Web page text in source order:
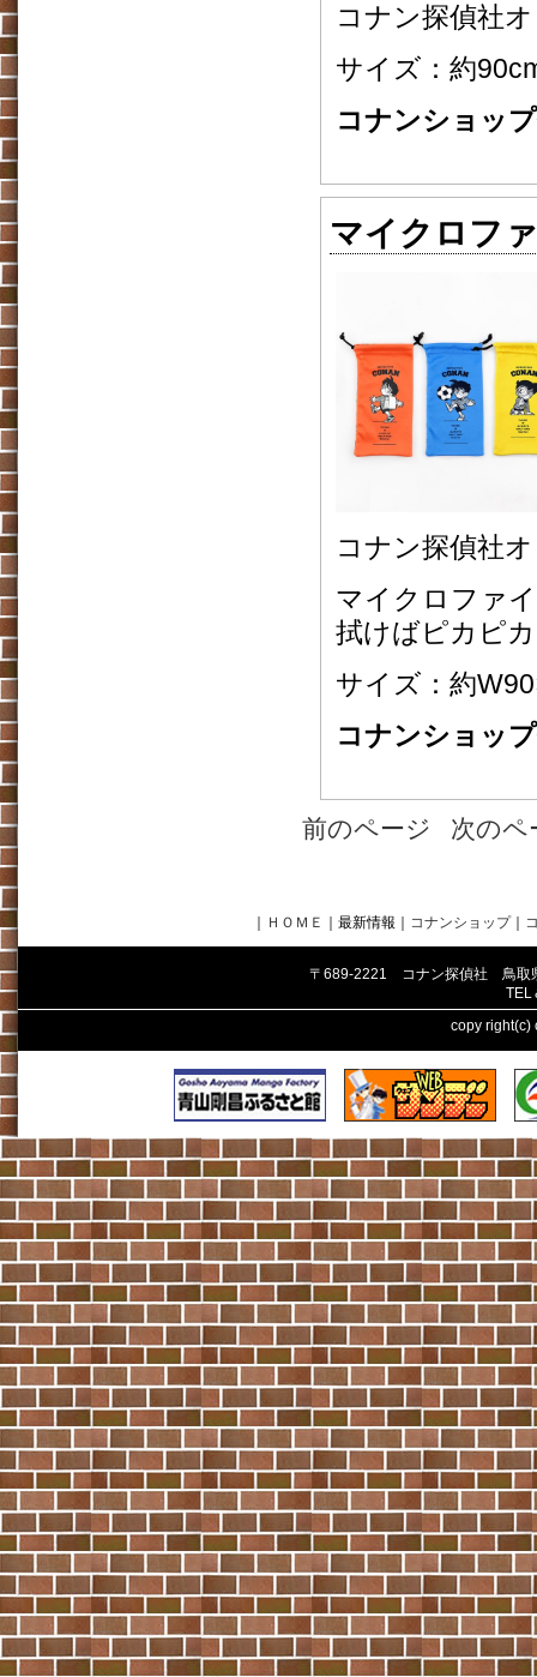
コナン探偵社
サイズ：約
コナンショッ
マイクロフ
コナン探偵
マイクロファ
拭けばピカピ
サイズ：約
コナンショッ
前のページ 次のペ
ＨＯＭＥ ｜最新情報 コナンショップ｜
〒689-2221 コナン探偵社 鳥取
TEL
copy right(c)